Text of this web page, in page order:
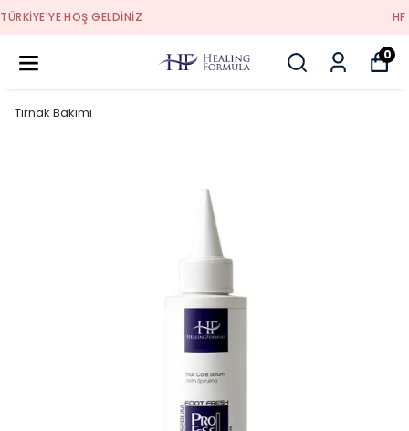
HF TÜRKİYE'YE HOŞ GELDİNİZ
0
Tırnak Bakımı